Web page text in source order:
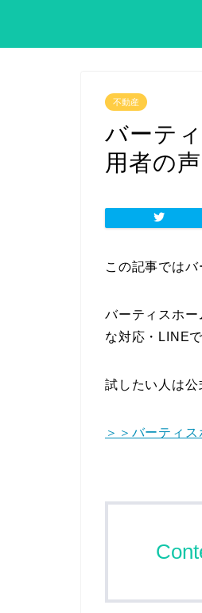
不動産
バーテ
用者の
この記事では
バーティスホ
な対応・LINE
試したい人は公
＞＞バーティ